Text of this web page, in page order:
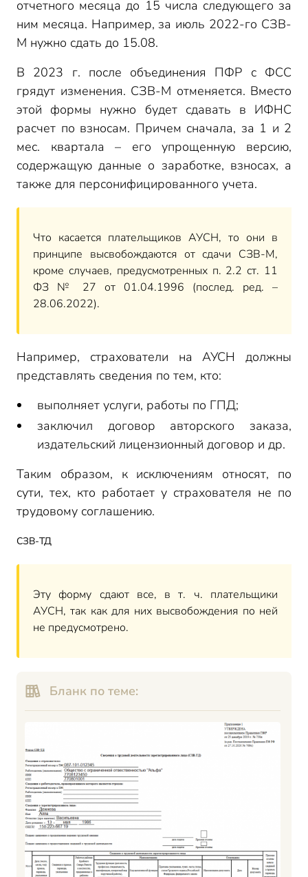
отчетного месяца до 15 числа следующего за
ним месяца. Например, за июль 2022-го СЗВ-
М нужно сдать до 15.08.
В 2023 г. после объединения ПФР с ФСС
грядут изменения. СЗВ-М отменяется. Вместо
этой формы нужно будет сдавать в ИФНС
расчет по взносам. Причем сначала, за 1 и 2
мес. квартала – его упрощенную версию,
содержащую данные о заработке, взносах, а
также для персонифицированного учета.
Что касается плательщиков АУСН, то они в
принципе высвобождаются от сдачи СЗВ-М,
кроме случаев, предусмотренных п. 2.2 ст. 11
ФЗ № 27 от 01.04.1996 (послед. ред. –
28.06.2022).
Например, страхователи на АУСН должны
представлять сведения по тем, кто:
выполняет услуги, работы по ГПД;
заключил договор авторского заказа,
издательский лицензионный договор и др.
Таким образом, к исключениям относят, по
сути, тех, кто работает у страхователя не по
трудовому соглашению.
СЗВ-ТД
Эту форму сдают все, в т. ч. плательщики
АУСН, так как для них высвобождения по ней
не предусмотрено.
Бланк по теме: